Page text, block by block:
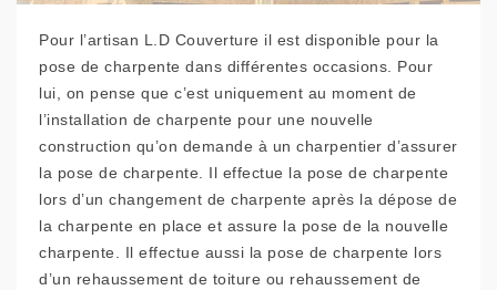
Pour l’artisan L.D Couverture il est disponible pour la
pose de charpente dans différentes occasions. Pour
lui, on pense que c’est uniquement au moment de
l’installation de charpente pour une nouvelle
construction qu’on demande à un charpentier d’assurer
la pose de charpente. Il effectue la pose de charpente
lors d’un changement de charpente après la dépose de
la charpente en place et assure la pose de la nouvelle
charpente. Il effectue aussi la pose de charpente lors
d’un rehaussement de toiture ou rehaussement de